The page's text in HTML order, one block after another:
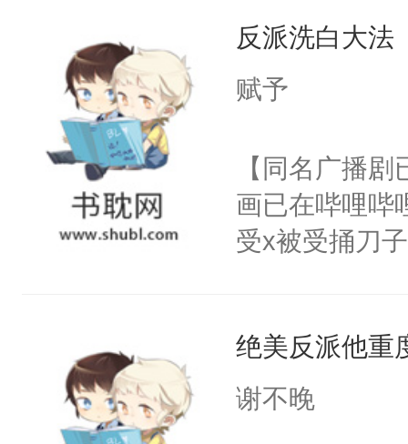
母的微笑：“
留看着面前这
人，突然醒悟
卫天还没亮
腰：“陛下，
不好了！”“那
小白莲：“嘤
胡说，我没碰
惜被人暗害，
绝。主神知晓
朝，一个从
为三种性别。
构与男子相同
了一颗红色的
人，最终坐上
反派洗白大法
赋予
【同名广播
画已在哔哩哔
受x被受捅刀
病，一个个的
上了还是无动
绝美反派他重
谢不晚